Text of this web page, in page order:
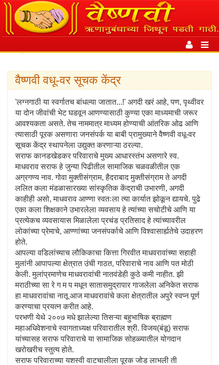
Toggle
navigation
| About Us
वैष्णवी वधू-वर सूचक केंद्र
'लग्नगाठी या स्वर्गातच बांधल्या जातात...!' अगदी खरं आहे, पण, पृथ्वीवर
या दोन जीवांची भेट घडवून आणण्यासाठी कुण्या एका माध्यमाची जरूर
आवश्यकता असते. तेच नाममात्र माध्यम होण्याची आंतरिक ओढ आणि
त्यासाठी पूरक असणारा जनसंपर्क या बाबी प्रामुख्याने वैष्णवी वधू-वर
सूचक केंद्र स्थापनेला उद्युक्त करणाऱ्या ठरल्या.
सराफ कानडखेडकर परिवाराचे मुख्य आधारस्तंभ असणारे स्व.
माधवराव सराफ हे जुन्या पिढीतील सामाजिक चळवळीतील एक
अग्रगण्य नाव. गोवा मुक्तीसंग्राम, हैदराबाद मुक्तीसंग्राम ते अगदी
ललित कला मंडळासारख्या सांस्कृतिक केंद्राची उभारणी, अगदी
काहीही असो, माधवराव आण्णा स्वतःला त्या कार्यात झोकून द्यायचे. पुढे
एका कला शिक्षकाने उभारलेला व्यवसाय हे त्यांच्या सचोटीचे आणि या
प्रत्येकच व्यवसायास मिळालेला प्रचंड प्रतिसाद हे त्यांच्यावरील
लोकांच्या प्रेमाचे, आण्णांच्या जनसंपर्काचे आणि विश्वासार्ह्यतेचे उदाहरण
होते.
आपल्या वडिलांच्याच लौकिकाचा कित्ता गिरवीत माधवरावांच्या सहाही
मुलांनी आपापल्या क्षेत्रात उंची गाठत, परिवाराचे नाव आणि पत मोठी
केली. मुलांप्रमाणेच माधवरावांची नातवंडेही कुठे कमी नाहीत. झी
मराठीच्या सा रे ग म प मधून सातासमुद्रापार गाजलेला अनिकेत सराफ
हा माधवरावांचा नातू आज माधवरावांचे कला क्षेत्रातील अपुरे स्वप्न पूर्ण
करण्याचा प्रयत्न करीत आहे.
परभणी येथे २००७ मधे झालेल्या तिसऱ्या बहुभाषिक ब्राह्मण
महाअधिवेशनाचे स्वागताध्यक्ष परिवारातील श्री. विजय(बंडू) सराफ
यांच्यासह सराफ परिवाराचे या सामाजिक सोहळ्यातील योगदान
खरोखरीच स्तुत्य होते.
सराफ परिवाराच्या यशस्वी वाटचालीला पूरक जोड लाभली ती